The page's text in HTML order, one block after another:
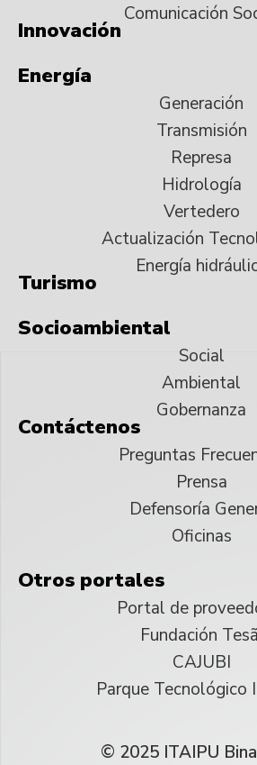
Comunicación
Innovación
Energía
Generación
Transmisión
Represa
Hidrología
Vertedero
Actualización
Energía
Turismo
Socioambiental
Social
Ambiental
Gobernanza
Contáctenos
Preguntas
Prensa
Defensoría
Oficinas
Otros portales
Portal de
Fundación
CAJUBI
Parque Tecnológico
© 2025 ITAIPU